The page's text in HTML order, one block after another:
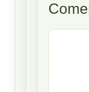
Comentário